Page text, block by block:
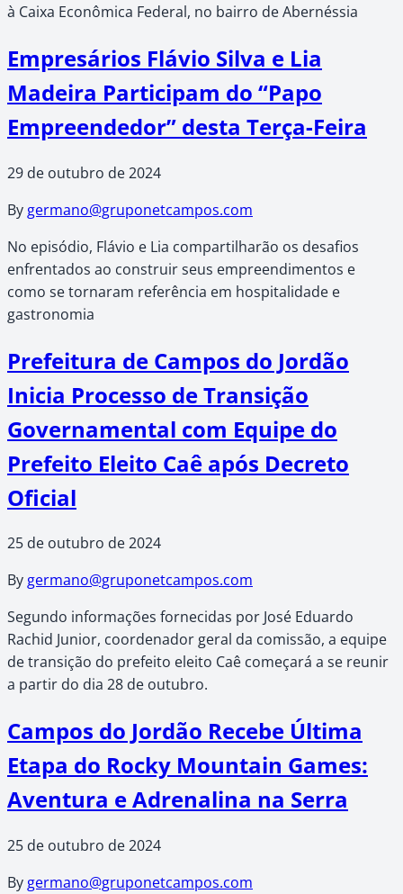
à Caixa Econômica Federal, no bairro de Abernéssia
Empresários Flávio Silva e Lia
Madeira Participam do “Papo
Empreendedor” desta Terça-Feira
29 de outubro de 2024
By germano@gruponetcampos.com
No episódio, Flávio e Lia compartilharão os desafios
enfrentados ao construir seus empreendimentos e
como se tornaram referência em hospitalidade e
gastronomia
Prefeitura de Campos do Jordão
Inicia Processo de Transição
Governamental com Equipe do
Prefeito Eleito Caê após Decreto
Oficial
25 de outubro de 2024
Bygermano@gruponetcampos.com
Segundo informações fornecidas por José Eduardo
Rachid Junior, coordenador geral da comissão, a equipe
de transição do prefeito eleito Caê começará a se reunir
a partir do dia 28 de outubro.
Campos do Jordão Recebe Última
Etapa do Rocky Mountain Games:
Aventura e Adrenalina na Serra
25 de outubro de 2024
By germano@gruponetcampos.com